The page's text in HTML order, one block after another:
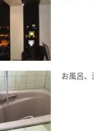
お風呂